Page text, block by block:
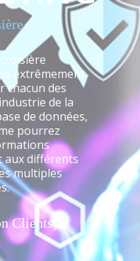
extrêmement
chacun des
de la
de données,
pourrez
aux différents
multiples
Clients)